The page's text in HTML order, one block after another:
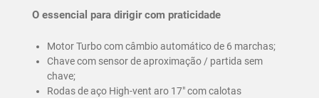
O essencial para dirigir com praticidade
Motor Turbo com câmbio automático de 6 marchas;
Chave com sensor de aproximação / partida sem
chave;
Rodas de aço High-vent aro 17" com calotas